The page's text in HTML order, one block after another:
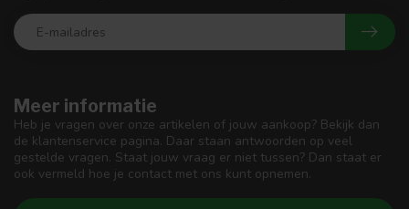
Meer informatie
Heb je vragen over onze artikelen of jouw aankoop? Bekijk dan
de klantenservice pagina. Daar staan antwoorden op veel
gestelde vragen. Staat jouw vraag er niet tussen? Dan staat er
ook vermeld hoe je contact met ons kunt opnemen.